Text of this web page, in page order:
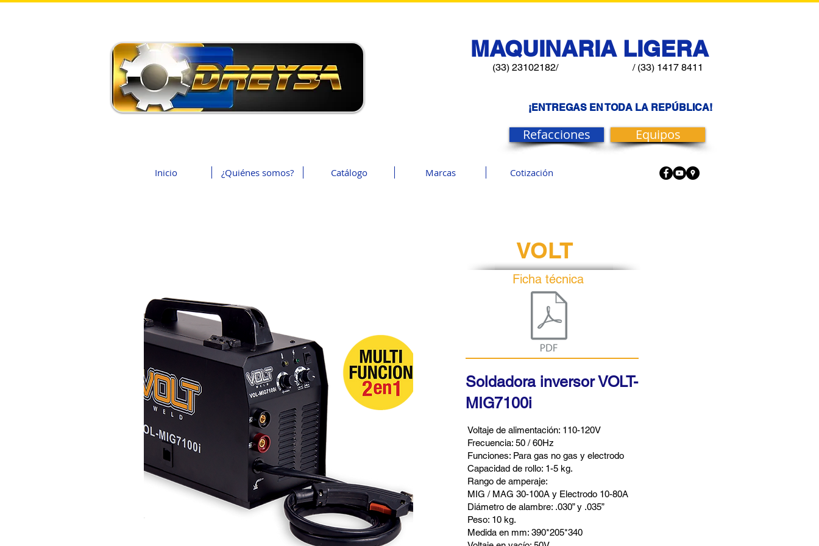
MAQUINARIA LIGERA
(33) 23102182/ / (33) 1417 8411
¡ENTREGAS EN TODA LA REPÚBLICA!
Refacciones Equipos
Inicio ¿Quiénes somos? Catálogo Marcas Cotización
Ficha técnica
VOLT
Soldadora inversor VOLT-
MIG7100i
Voltaje de alimentación: 110-120V
Frecuencia: 50 / 60Hz
Funciones: Para gas no gas y electrodo
Capacidad de rollo: 1-5 kg.
Rango de amperaje:
MIG / MAG 30-100A y Electrodo 10-80A
Diámetro de alambre: .030” y .035”
Peso: 10 kg.
Medida en mm: 390*205*340